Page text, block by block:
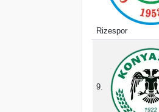
Rizespor
9.